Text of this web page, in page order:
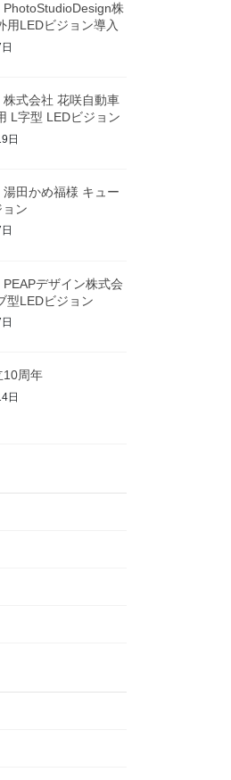
PhotoStudioDesign株
用LEDビジョン導入
株式会社 花咲自動車
L字型 LEDビジョン
日
湯田かめ福様 キュー
ン
PEAPデザイン株式会
型LEDビジョン
10周年
日